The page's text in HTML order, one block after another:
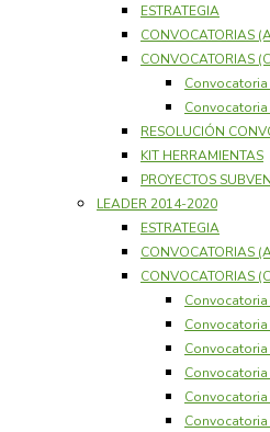
ESTRATEGIA
CONVOCATORIAS
CONVOCATORIAS
Convocatoria
Convocatoria
RESOLUCIÓN
KIT HERRAMIENTAS
PROYECTOS
LEADER 2014-2020
ESTRATEGIA
CONVOCATORIAS
CONVOCATORIAS
Convocatoria
Convocatoria
Convocatoria
Convocatoria